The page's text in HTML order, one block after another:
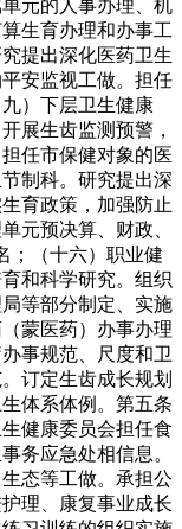
元的人事办理、机
生育办理和办事工
提出深化医药卫生
安监视工做。担任
）下层卫生健康
展生齿监测预警，
任市保健对象的医
制科。研究提出深
育政策，加强防止
元预决算、财政、
；（十六）职业健
和科学研究。组织
等部分制定、实施
蒙医药）办事办理
事规范、尺度和卫
订定生齿成长规划
体系体例。第五条
健康委员会担任食
务应急处相信息。
态等工做。承担公
理、康复事业成长